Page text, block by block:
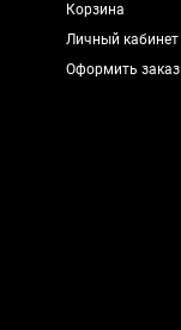
Корзина
Личный кабинет
Оформить заказ